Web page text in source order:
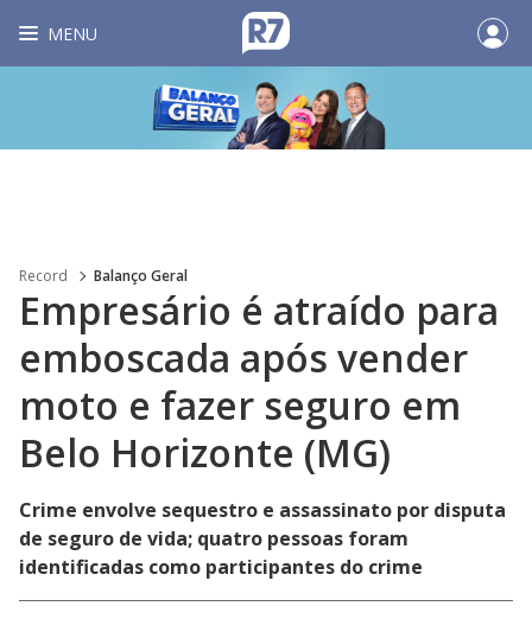
MENU
Record Balanço Geral
Empresário é atraído para
emboscada após vender
moto e fazer seguro em
Belo Horizonte (MG)
Crime envolve sequestro e assassinato por disputa
de seguro de vida; quatro pessoas foram
identificadas como participantes do crime